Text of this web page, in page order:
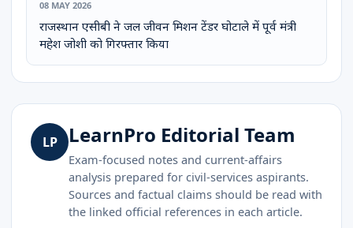
08 MAY 2026
राजस्थान एसीबी ने जल जीवन मिशन टेंडर घोटाले में पूर्व मंत्री
महेश जोशी को गिरफ्तार किया
LP LearnPro Editorial Team
Exam-focused notes and current-affairs
analysis prepared for civil-services aspirants.
Sources and factual claims should be read with
the linked official references in each article.